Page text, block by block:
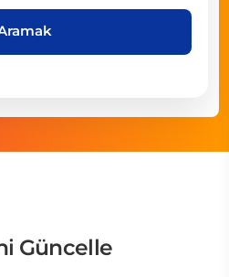
Güncelle